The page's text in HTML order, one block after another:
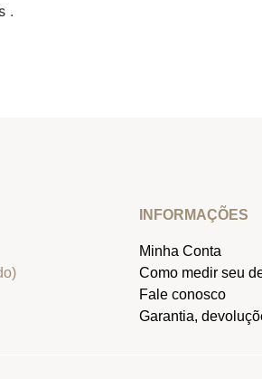
.
INFORMAÇÕES
Minha Conta
Como medir seu
Fale conosco
Garantia,